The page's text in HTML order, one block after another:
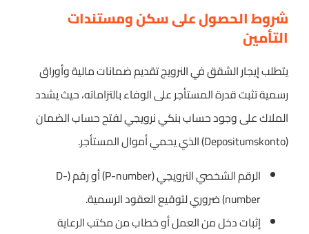
شروط الحصول على سكن ومستندات
التأمين
يتطلب إيجار الشقق في النرويج تقديم ضمانات مالية وأوراق
رسمية تثبت قدرة المستأجر على الوفاء بالتزاماته، حيث يشدد
الملاك على وجود حساب بنكي نرويجي لفتح حساب الضمان
(Depositumskonto) الذي يحمي أموال المستأجر.
الرقم الشخصي النرويجي (P-number) أو رقم (D-
number) ضروري لتوقيع العقود الرسمية.
إثبات دخل من العمل أو خطاب من مكتب الرعاية